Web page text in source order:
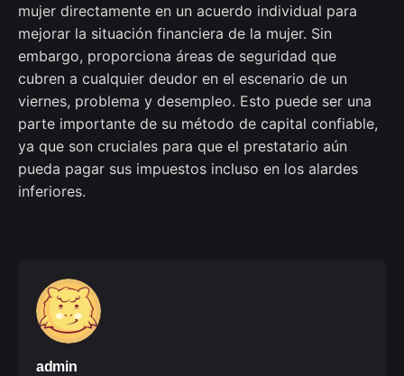
mujer directamente en un acuerdo individual para
mejorar la situación financiera de la mujer. Sin
embargo, proporciona áreas de seguridad que
cubren a cualquier deudor en el escenario de un
viernes, problema y desempleo. Esto puede ser una
parte importante de su método de capital confiable,
ya que son cruciales para que el prestatario aún
pueda pagar sus impuestos incluso en los alardes
inferiores.
admin